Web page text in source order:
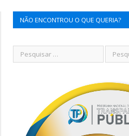
NÃO ENCONTROU O QUE QUERIA?